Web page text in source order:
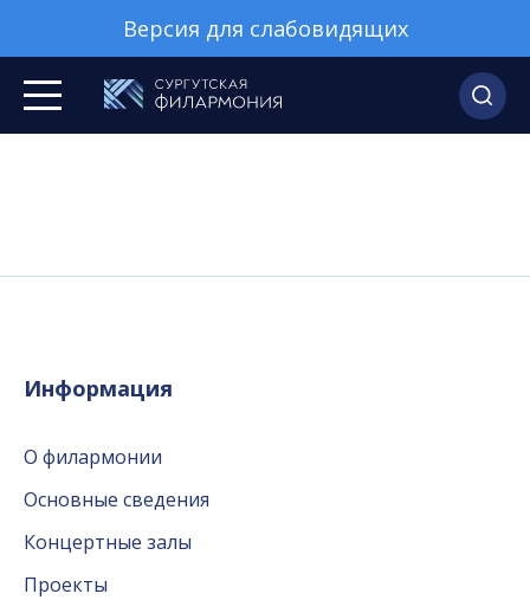
Версия для слабовидящих
Информация
О филармонии
Основные сведения
Концертные залы
Проекты